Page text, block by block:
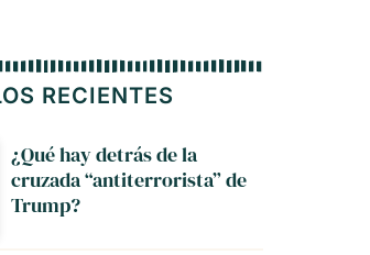
RECIENTES
¿Qué hay detrás de la
cruzada “antiterrorista” de
Trump?